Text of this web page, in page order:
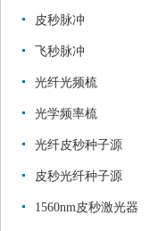
皮秒脉冲
飞秒脉冲
光纤光频梳
光学频率梳
光纤皮秒种子源
皮秒光纤种子源
1560nm皮秒激光器